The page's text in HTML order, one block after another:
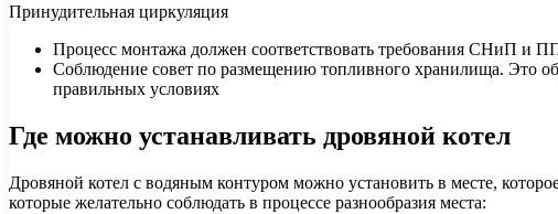
Принудительная циркуляция
Процесс монтажа должен соответствовать требования СНиП и
Соблюдение совет по размещению топливного хранилища. Это
правильных условиях
Где можно устанавливать дровяной котел
Дровяной котел с водяным контуром можно установить в месте,
которые желательно соблюдать в процессе разнообразия места: